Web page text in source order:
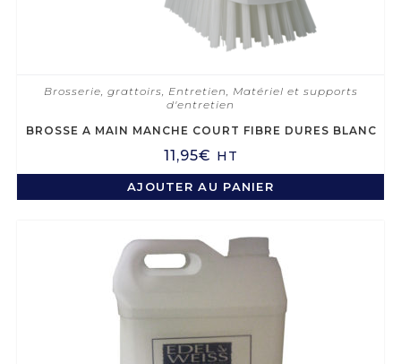
Brosserie, grattoirs, Entretien, Matériel et supports
d'entretien
BROSSE A MAIN MANCHE COURT FIBRE DURES BLANC
11,95€ HT
AJOUTER AU PANIER